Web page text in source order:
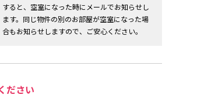
すると、空室になった時にメールでお知らせし
ます。同じ物件の別のお部屋が空室になった場
合もお知らせしますので、ご安心ください。
ださい